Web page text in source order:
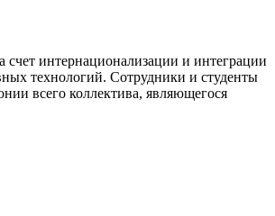
счет интернационализации и интеграции
технологий. Сотрудники и студенты
всего коллектива, являющегося